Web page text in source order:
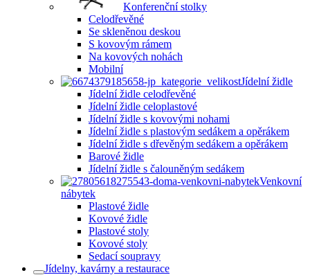
Konferenční stolky
Celodřevěné
Se skleněnou deskou
S kovovým rámem
Na kovových nohách
Mobilní
Jídelní židle
Jídelní židle celodřevěné
Jídelní židle celoplastové
Jídelní židle s kovovými nohami
Jídelní židle s plastovým sedákem a opěrákem
Jídelní židle s dřevěným sedákem a opěrákem
Barové židle
Jídelní židle s čalouněným sedákem
Venkovní
nábytek
Plastové židle
Kovové židle
Plastové stoly
Kovové stoly
Sedací soupravy
Jídelny, kavárny a restaurace